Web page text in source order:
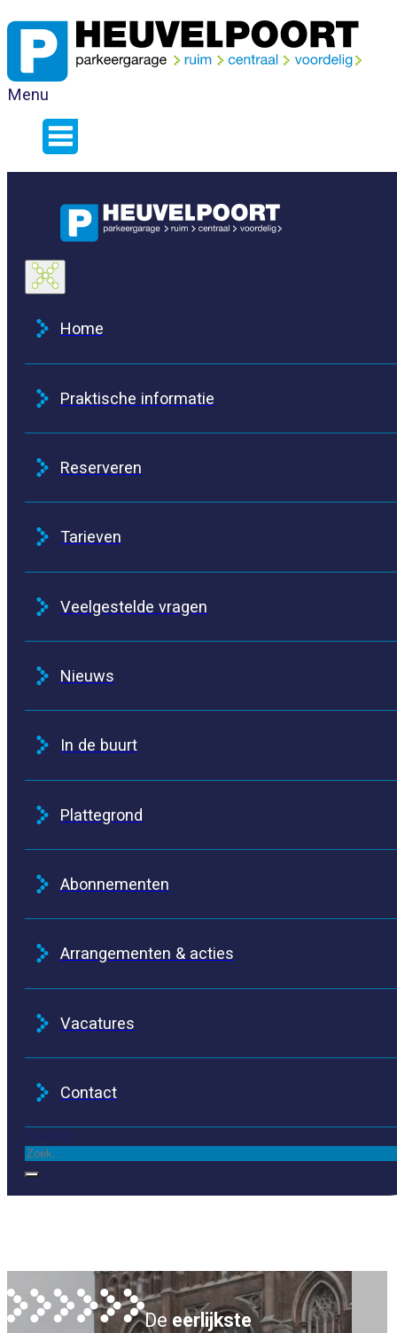
Menu
Home
Praktische informatie
Reserveren
Tarieven
Veelgestelde vragen
Nieuws
In de buurt
Plattegrond
Abonnementen
Arrangementen & acties
Vacatures
Contact
De eerlijkste